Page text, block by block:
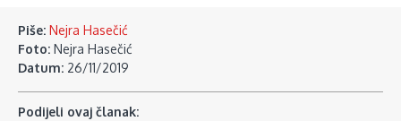
Piše: Nejra Hasečić
Foto: Nejra Hasečić
Datum: 26/11/2019
Podijeli ovaj članak: